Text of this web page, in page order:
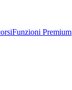
Funzioni Premium